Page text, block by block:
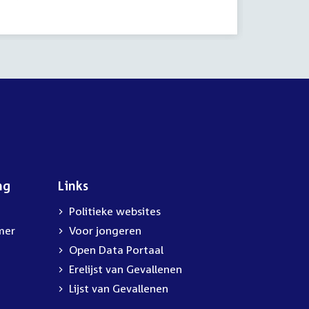
Links
Politieke websites
Voor jongeren
Open Data Portaal
Erelijst van Gevallenen
Lijst van Gevallenen